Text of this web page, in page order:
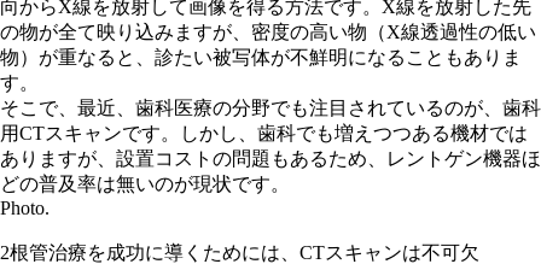
向からX線を放射して画像を得る方法です。X線を放射した先
の物が全て映り込みますが、密度の高い物（X線透過性の低い
物）が重なると、診たい被写体が不鮮明になることもありま
す。
そこで、最近、歯科医療の分野でも注目されているのが、歯科
用CTスキャンです。しかし、歯科でも増えつつある機材では
ありますが、設置コストの問題もあるため、レントゲン機器ほ
どの普及率は無いのが現状です。
Photo.
2根管治療を成功に導くためには、CTスキャンは不可欠